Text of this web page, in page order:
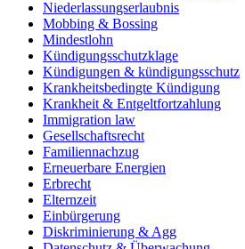
Niederlassungserlaubnis
Mobbing & Bossing
Mindestlohn
Kündigungsschutzklage
Kündigungen & kündigungsschutz
Krankheitsbedingte Kündigung
Krankheit & Entgeltfortzahlung
Immigration law
Gesellschaftsrecht
Familiennachzug
Erneuerbare Energien
Erbrecht
Elternzeit
Einbürgerung
Diskriminierung & Agg